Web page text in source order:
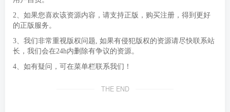
2、如果您喜欢该资源内容，请支持正版，购买注册，得到更好
的正版服务。
3、我们非常重视版权问题, 如果有侵犯版权的资源请尽快联系站
长，我们会在24h内删除有争议的资源。
4、如有疑问，可在菜单栏联系我们！
THE END